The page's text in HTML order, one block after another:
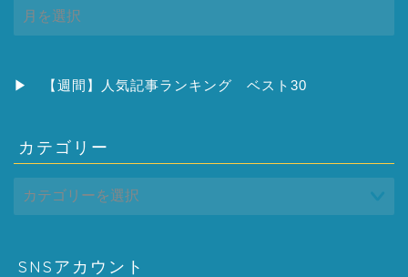
ー
ブ
▶ 【週間】人気記事ランキング ベスト30
カテゴリー
SNSアカウント